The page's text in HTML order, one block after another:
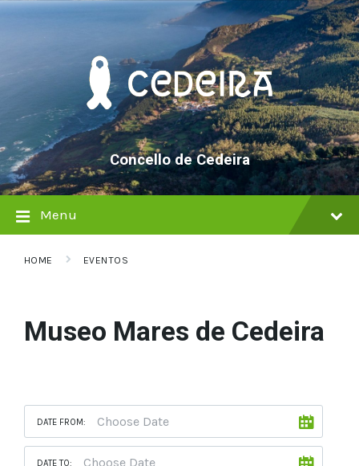
Skip
Skip
Skip
Concello de Cedeira
Menu
HOME EVENTOS
Museo Mares de Cedeira
DATE FROM:
DATE TO: